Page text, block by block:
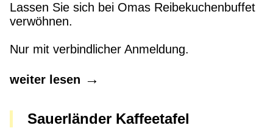
Lassen Sie sich bei Omas Reibekuchenbuffet
verwöhnen.
Nur mit verbindlicher Anmeldung.
weiter lesen
Sauerländer Kaffeetafel